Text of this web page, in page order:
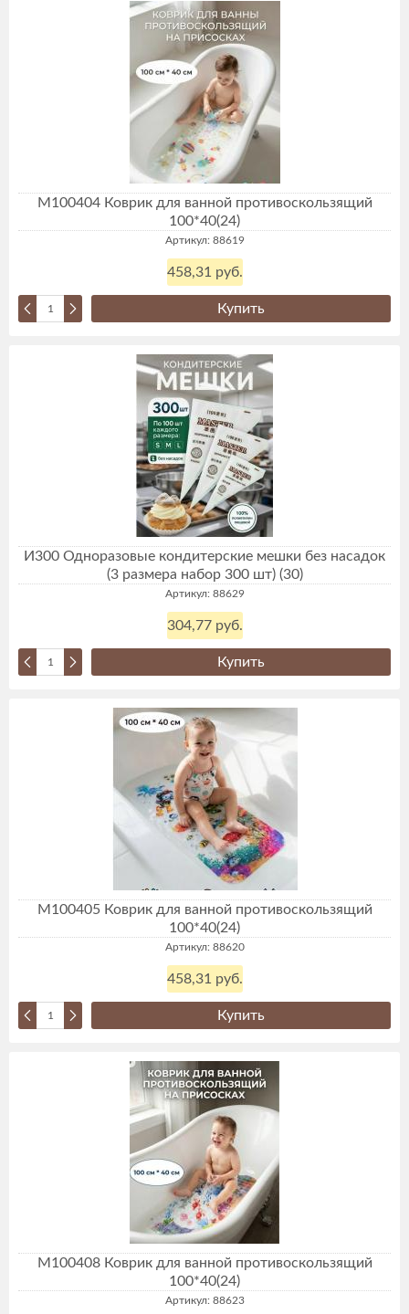
М100404 Коврик для ванной противоскользящий
100*40(24)
Артикул: 88619
458,31 руб.
Купить
И300 Одноразовые кондитерские мешки без насадок
(3 размера набор 300 шт) (30)
Артикул: 88629
304,77 руб.
Купить
М100405 Коврик для ванной противоскользящий
100*40(24)
Артикул: 88620
458,31 руб.
Купить
М100408 Коврик для ванной противоскользящий
100*40(24)
Артикул: 88623